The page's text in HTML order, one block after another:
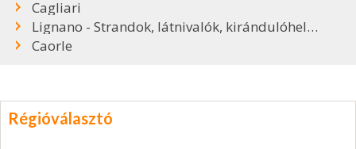
Cagliari
Lignano - Strandok, látnivalók, kirándulóhelyek
Caorle
Régióválasztó